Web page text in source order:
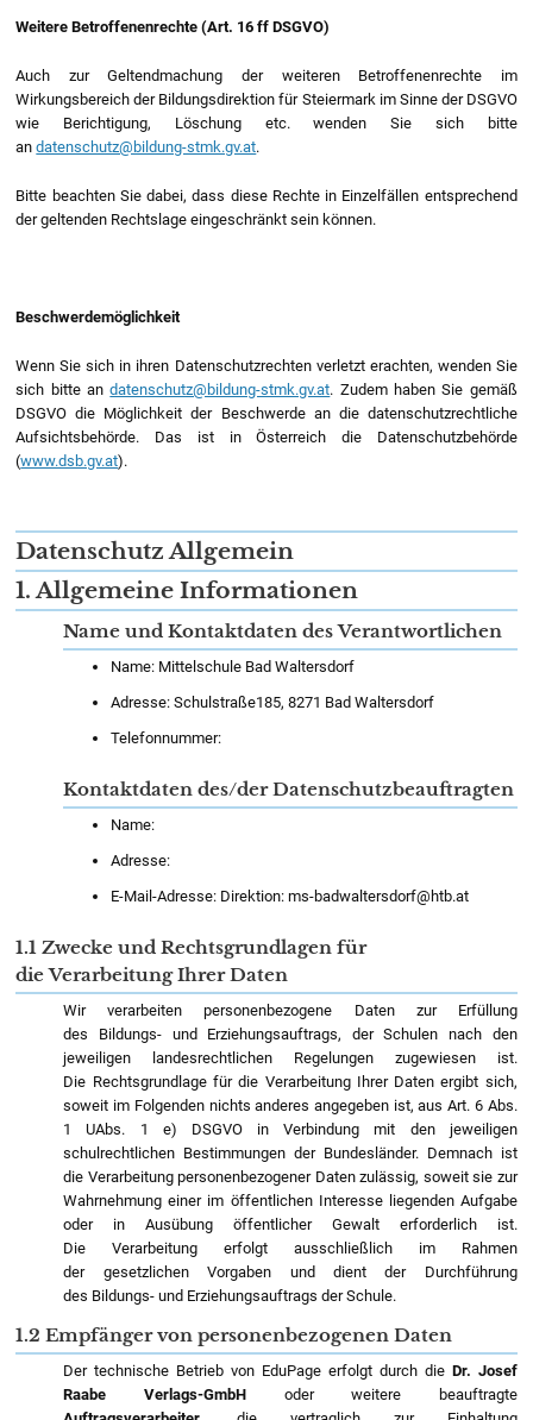
Weitere Betroffenenrechte (Art. 16 ff DSGVO)
Auch zur Geltendmachung der weiteren Betroffenenrechte im
Wirkungsbereich der Bildungsdirektion für Steiermark im Sinne der DSGVO
wie Berichtigung, Löschung etc. wenden Sie sich bitte
andatenschutz@bildung-stmk.gv.at.
Bitte beachten Sie dabei, dass diese Rechte in Einzelfällen entsprechend
der geltenden Rechtslage eingeschränkt sein können.
Beschwerdemöglichkeit
Wenn Sie sich in ihren Datenschutzrechten verletzt erachten, wenden Sie
sich bitte andatenschutz@bildung-stmk.gv.at. Zudem haben Sie gemäß
DSGVO die Möglichkeit der Beschwerde an die datenschutzrechtliche
Aufsichtsbehörde. Das ist in Österreich die Datenschutzbehörde
(www.dsb.gv.at).
Datenschutz Allgemein
1. Allgemeine Informationen
Name und Kontaktdaten des Verantwortlichen
Name: Mittelschule Bad Waltersdorf
Adresse: Schulstraße185, 8271 Bad Waltersdorf
Telefonnummer:
Kontaktdaten des/der Datenschutzbeauftragten
Name:
Adresse:
E-Mail-Adresse: Direktion: ms-badwaltersdorf@htb.at
1.1 Zwecke und Rechtsgrundlagen für
die Verarbeitung Ihrer Daten
Wir verarbeiten personenbezogene Daten zur Erfüllung
des Bildungs- und Erziehungsauftrags, der Schulen nach den
jeweiligen landesrechtlichen Regelungen zugewiesen ist.
Die Rechtsgrundlage für die Verarbeitung Ihrer Daten ergibt sich,
soweit im Folgenden nichts anderes angegeben ist, aus Art. 6 Abs.
1 UAbs. 1 e) DSGVO in Verbindung mit den jeweiligen
schulrechtlichen Bestimmungen der Bundesländer. Demnach ist
die Verarbeitung personenbezogener Daten zulässig, soweit sie zur
Wahrnehmung einer im öffentlichen Interesse liegenden Aufgabe
oder in Ausübung öffentlicher Gewalt erforderlich ist.
Die Verarbeitung erfolgt ausschließlich im Rahmen
der gesetzlichen Vorgaben und dient der Durchführung
des Bildungs- und Erziehungsauftrags der Schule.
1.2 Empfänger von personenbezogenen Daten
Der technische Betrieb von EduPage erfolgt durch die Dr. Josef
Raabe Verlags-GmbHoder weitere beauftragte